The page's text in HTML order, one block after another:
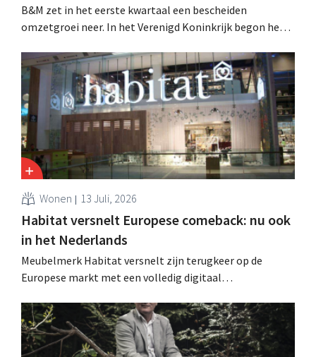
B&M zet in het eerste kwartaal een bescheiden
omzetgroei neer. In het Verenigd Koninkrijk begon het
een betere prestatie van Heron Foods vingen de daling
op.
Wonen 13 Juli, 2026
Habitat versnelt Europese comeback: nu ook
in het Nederlands
Meubelmerk Habitat versnelt zijn terugkeer op de
Europese markt met een volledig digitaal
unique groeit het merk opnieuw en mikt het op
aanwezigheid in veertien Europese landen.